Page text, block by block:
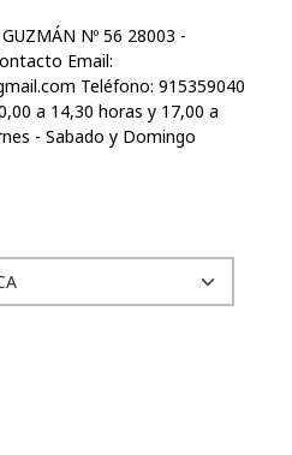
Nº 56 28003 -
Email:
Teléfono: 915359040
a 14,30 horas y 17,00 a
- Sabado y Domingo